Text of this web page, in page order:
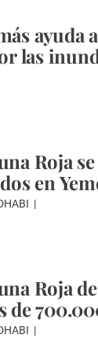
ayuda
las
Roja
en
Roja
de